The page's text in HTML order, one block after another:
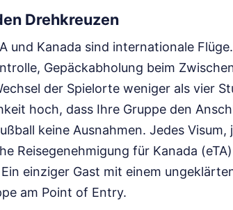
Drehkreuzen
und Kanada sind internationale
Gepäckabholung beim
der Spielorte weniger als vier
hoch, dass Ihre Gruppe den
keine Ausnahmen. Jedes Visum,
Reisegenehmigung für Kanada
einziger Gast mit einem
am Point of Entry.